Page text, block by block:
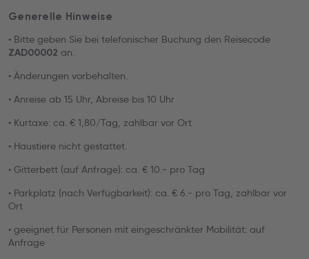
Generelle Hinweise
• Bitte geben Sie bei telefonischer Buchung den Reisecode
ZAD00002 an.
• Änderungen vorbehalten.
• Anreise ab 15 Uhr, Abreise bis 10 Uhr
• Kurtaxe: ca. € 1,80/Tag, zahlbar vor Ort
• Haustiere nicht gestattet.
• Gitterbett (auf Anfrage): ca. € 10.- pro Tag
• Parkplatz (nach Verfügbarkeit): ca. € 6.- pro Tag, zahlbar vor
Ort
• geeignet für Personen mit eingeschränkter Mobilität: auf
Anfrage